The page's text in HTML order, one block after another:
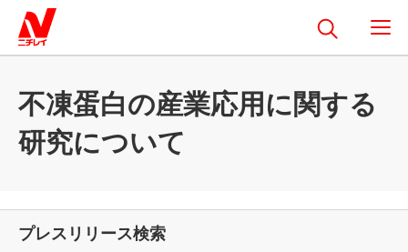
不凍蛋白の産業応用に関する
研究について
プレスリリース検索